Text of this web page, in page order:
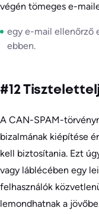
végén tömeges e-
egy e-mail ellenőrző
ebben.
#12
A CAN-SPAM-
bizalmának kiépítése
kell biztosítania. Ezt
vagy láblécében egy
felhasználók
lemondhatnak a